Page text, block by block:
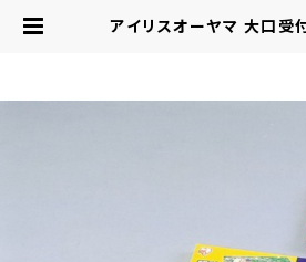
アイリスオーヤマ 大口受
品 | ロシナンテ！オンラ